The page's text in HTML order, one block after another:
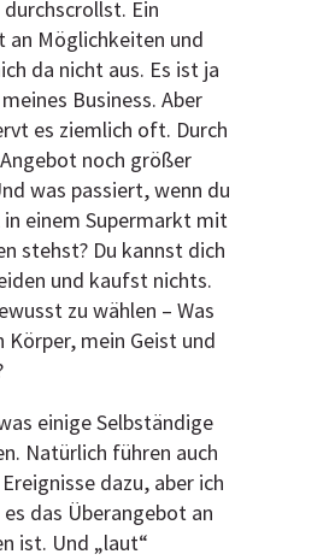
Ein
an Möglichkeiten und
da nicht aus. Es ist ja
Business. Aber
es ziemlich oft. Durch
noch größer
was passiert, wenn du
in einem Supermarkt mit
stehst? Du kannst dich
und kaufst nichts.
zu wählen – Was
Körper, mein Geist und
einige Selbständige
Natürlich führen auch
dazu, aber ich
das Überangebot an
ist. Und „laut“